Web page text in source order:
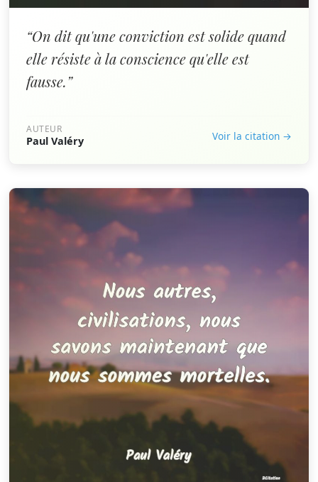
“On dit qu'une conviction est solide quand
elle résiste à la conscience qu'elle est
fausse.”
AUTEUR
Paul Valéry Voir la citation →